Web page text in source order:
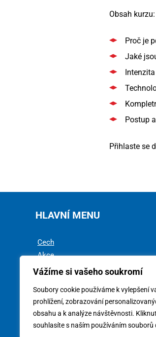
Vážíme si vašeho soukromí
Soubory cookie používáme k vylepšení
prohlížení, zobrazování
obsahu a k analýze návštěvnosti.
souhlasíte s naším používáním souborů
Obsah kurzu:
Proč je
Jaké
Postup
Přihlaste se
HLAVNÍ MENU
Cech
Akce
Rady a tipy
Ke stažení